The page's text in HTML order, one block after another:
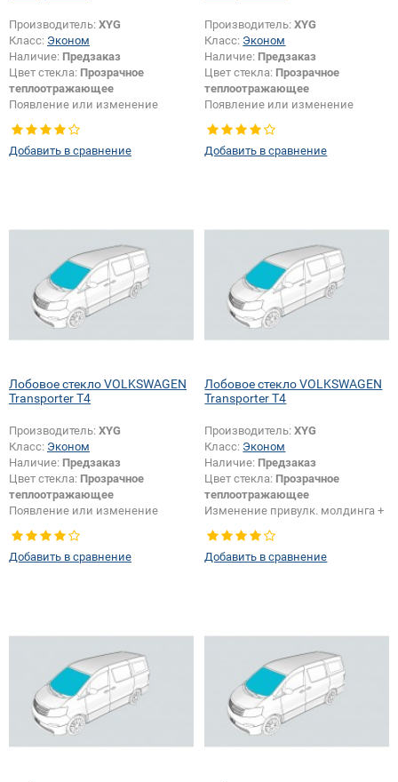
Производитель: XYG
Класс: Эконом
Наличие: Предзаказ
Цвет стекла: Прозрачное
теплоотражающее
Появление или изменение
Добавить в сравнение
Производитель:XYG
Класс: Эконом
Наличие: Предзаказ
Цвет стекла: Прозрачное
теплоотражающее
Появление или изменение
Добавить в сравнение
Лобовое стекло VOLKSWAGEN
Transporter T4
Производитель: XYG
Класс: Эконом
Наличие: Предзаказ
Цвет стекла: Прозрачное
теплоотражающее
Появление или изменение
шелкографии:
Добавить в сравнение
Лобовое стекло VOLKSWAGEN
Transporter T4
Производитель:XYG
Класс: Эконом
Наличие: Предзаказ
Цвет стекла: Прозрачное
теплоотражающее
Изменение привулк. молдинга +
шелкографии:
Добавить в сравнение